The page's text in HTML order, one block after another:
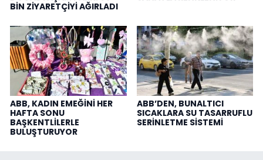
BİN ZİYARETÇİYİ AĞIRLADI
ABB, KADIN EMEĞİNİ HER
HAFTA SONU
BAŞKENTLİLERLE
BULUŞTURUYOR
ABB’DEN, BUNALTICI
SICAKLARA SU TASARRUFLU
SERİNLETME SİSTEMİ